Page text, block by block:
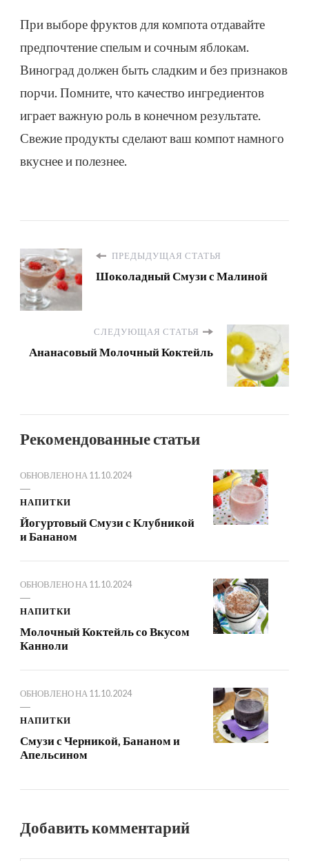
При выборе фруктов для компота отдавайте
предпочтение спелым и сочным яблокам.
Виноград должен быть сладким и без признаков
порчи. Помните, что качество ингредиентов
играет важную роль в конечном результате.
Свежие продукты сделают ваш компот намного
вкуснее и полезнее.
ПРЕДЫДУЩАЯ СТАТЬЯ
Шоколадный Смузи с Малиной
СЛЕДУЮЩАЯ СТАТЬЯ
Ананасовый Молочный Коктейль
Рекомендованные статьи
ОБНОВЛЕНО НА 11.10.2024
НАПИТКИ
Йогуртовый Смузи с Клубникой
и Бананом
ОБНОВЛЕНО НА 11.10.2024
НАПИТКИ
Молочный Коктейль со Вкусом
Канноли
ОБНОВЛЕНО НА 11.10.2024
НАПИТКИ
Смузи с Черникой, Бананом и
Апельсином
Добавить комментарий